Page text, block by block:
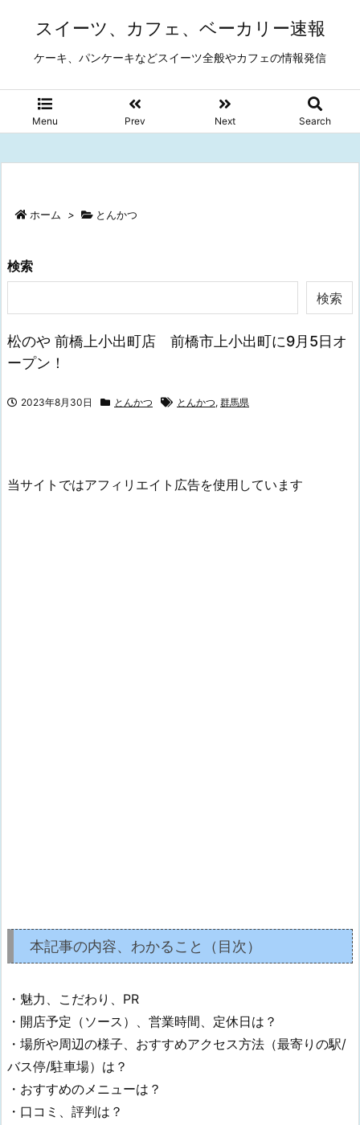
スイーツ、カフェ、ベーカリー速報
ケーキ、パンケーキなどスイーツ全般やカフェの情報発信
Menu Prev Next Search
ホーム > とんかつ
検索
検索
松のや 前橋上小出町店 前橋市上小出町に9月5日オ
ープン！
2023年8月30日 とんかつ とんかつ, 群馬県
当サイトではアフィリエイト広告を使用しています
本記事の内容、わかること（目次）
・魅力、こだわり、PR
・開店予定（ソース）、営業時間、定休日は？
・場所や周辺の様子、おすすめアクセス方法（最寄りの駅/
バス停/駐車場）は？
・おすすめのメニューは？
・口コミ、評判は？